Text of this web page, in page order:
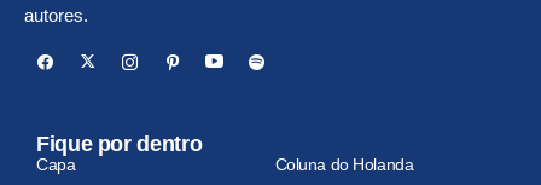
autores.
Fique por dentro
Capa Coluna do Holanda